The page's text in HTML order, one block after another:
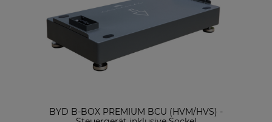
BYD B-BOX PREMIUM BCU (HVM/HVS) -